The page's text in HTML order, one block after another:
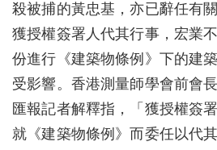
殺被捕的黃忠基，亦已辭任有
獲授權簽署人代其行事，宏業
份進行《建築物條例》下的建
受影響。香港測量師學會前會
匯報記者解釋指，「獲授權簽
就《建築物條例》而委任以代